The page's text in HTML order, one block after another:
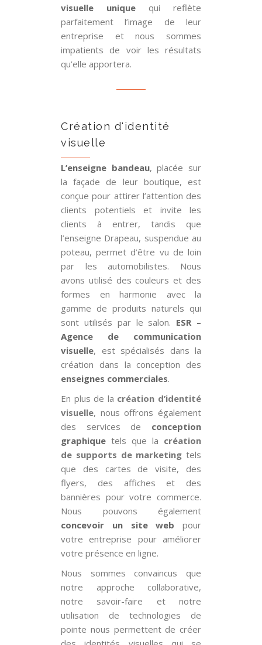
visuelle unique qui reflète
parfaitement l’image de leur
entreprise et nous sommes
impatients de voir les résultats
qu’elle apportera.
Création d'identité
visuelle
L’enseigne bandeau, placée sur
la façade de leur boutique, est
conçue pour attirer l’attention des
clients potentiels et invite les
clients à entrer, tandis que
l’enseigne Drapeau, suspendue au
poteau, permet d’être vu de loin
par les automobilistes. Nous
avons utilisé des couleurs et des
formes en harmonie avec la
gamme de produits naturels qui
sont utilisés par le salon. ESR –
Agence de communication
visuelle, est spécialisés dans la
création dans la conception des
enseignes commerciales.
En plus de la création d’identité
visuelle, nous offrons également
des services de conception
graphique tels que la création
de supports de marketing tels
que des cartes de visite, des
flyers, des affiches et des
bannières pour votre commerce.
Nous pouvons également
concevoir un site web pour
votre entreprise pour améliorer
votre présence en ligne.
Nous sommes convaincus que
notre approche collaborative,
notre savoir-faire et notre
utilisation de technologies de
pointe nous permettent de créer